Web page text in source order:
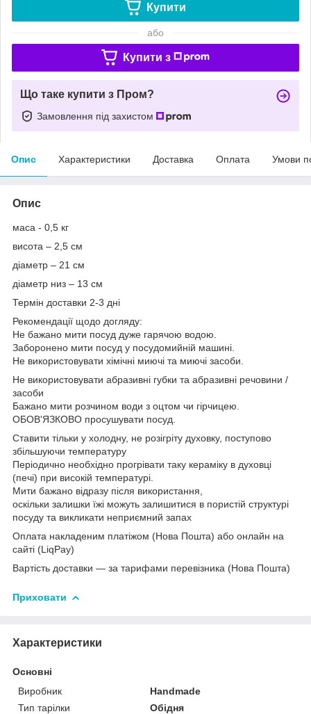
Купити
або
Купити з
Що таке купити з Пром?
Замовлення під захистом
Опис Характеристики Доставка Оплата Умови
Опис
маса - 0,5 кг
висота – 2,5 см
діаметр – 21 см
діаметр низ – 13 см
Термін доставки 2-3 дні
Рекомендації щодо догляду:
Не бажано мити посуд дуже гарячою водою.
Заборонено мити посуд у посудомийній машині.
Не використовувати хімічні миючі та миючі засоби.
Не використовувати абразивні губки та абразивні речовини /
засоби
Бажано мити розчином води з оцтом чи гірчицею.
ОБОВ'ЯЗКОВО просушувати посуд.
Ставити тільки у холодну, не розігріту духовку, поступово
збільшуючи температуру
Періодично необхідно прогрівати таку кераміку в духовці
(печі) при високій температурі.
Мити бажано відразу після використання,
оскільки залишки їжі можуть залишитися в пористій структурі
посуду та викликати неприємний запах
Оплата накладеним платіжом (Нова Пошта) або онлайн на
сайті (LiqPay)
Вартість доставки — за тарифами перевізника (Нова Пошта)
Приховати
Характеристики
Основні
Виробник
Handmade
Тип тарілки
Обідня